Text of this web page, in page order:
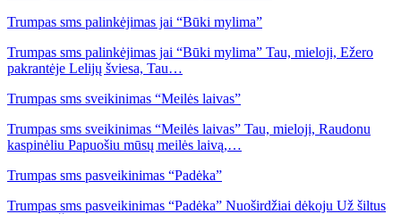
Trumpas sms palinkėjimas jai “Būki mylima”
Trumpas sms palinkėjimas jai “Būki mylima” Tau, mieloji, Ežero
pakrantėje Lelijų šviesa, Tau…
Trumpas sms sveikinimas “Meilės laivas”
Trumpas sms sveikinimas “Meilės laivas” Tau, mieloji, Raudonu
kaspinėliu Papuošiu mūsų meilės laivą,…
Trumpas sms pasveikinimas “Padėka”
Trumpas sms pasveikinimas “Padėka” Nuoširdžiai dėkoju Už šiltus